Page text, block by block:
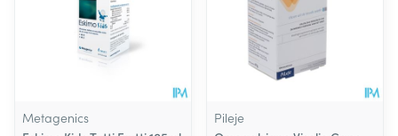
Metagenics
Pileje